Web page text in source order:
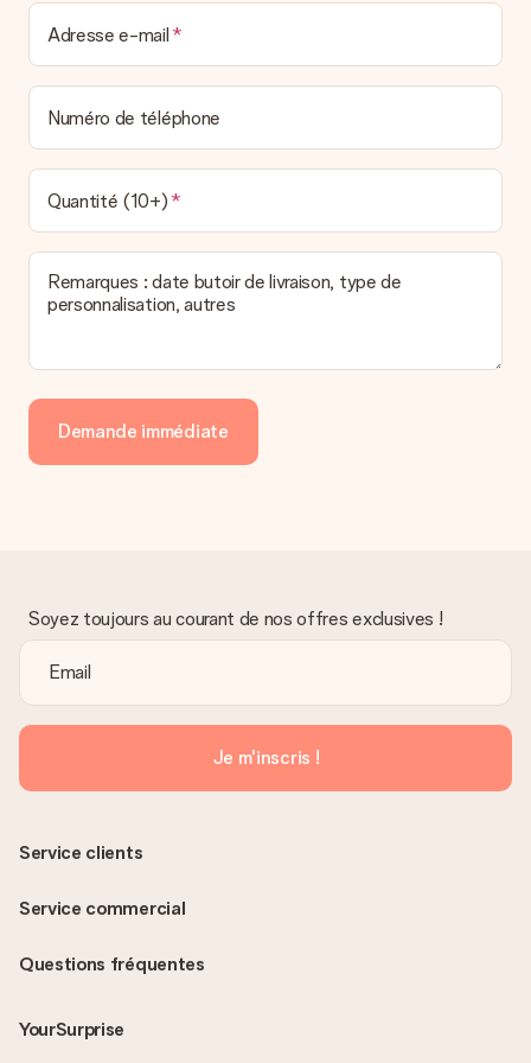
Adresse e-mail
Numéro de téléphone
Quantité (10+)
Remarques : date butoir de livraison, type de
personnalisation, autres
Demande immédiate
Soyez toujours au courant de nos offres exclusives !
Je m'inscris !
Questions fréquentes
YourSurprise
Service clients
Service commercial